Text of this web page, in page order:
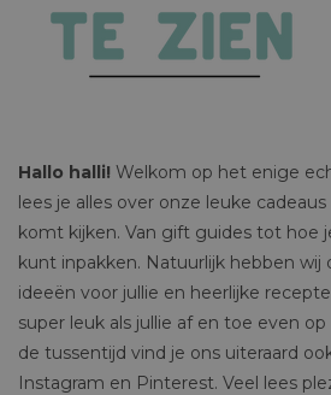
Hallo halli! Welkom op het enige
lees je alles over onze leuke
komt kijken. Van gift guides tot hoe
kunt inpakken. Natuurlijk hebben wij
ideeën voor jullie en heerlijke
super leuk als jullie af en toe even
de tussentijd vind je ons uiteraard
Instagram en Pinterest. Veel lees